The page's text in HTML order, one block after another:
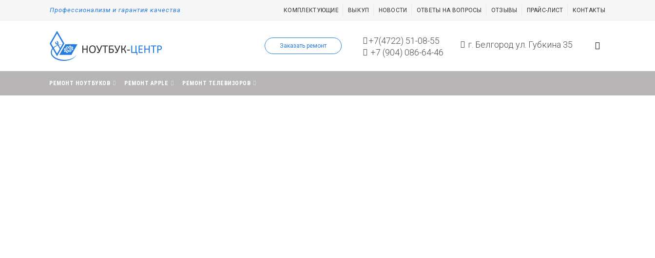
Профессионализм и гарантия качества КОМПЛЕКТУЮЩИЕ ВЫКУП НОВОСТИ ОТВЕТЫ НА ВОПРОСЫ ОТЗЫВЫ ПРАЙС-ЛИСТ КОНТАКТЫ
Заказать ремонт
+7(4722) 51-08-55
+7 (904) 086-64-46
г. Белгород ул. Губкина 35
РЕМОНТ НОУТБУКОВ РЕМОНТ APPLE РЕМОНТ ТЕЛЕВИЗОРОВ